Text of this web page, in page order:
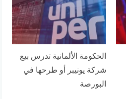
الحكومة الألمانية تدرس بيع
شركة يونيبر أو طرحها في
البورصة